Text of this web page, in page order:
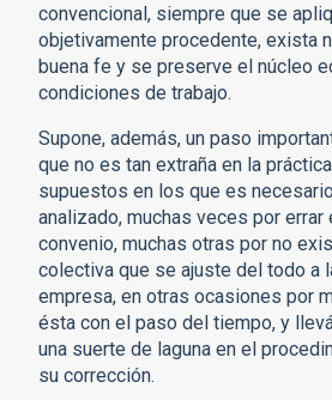
convencional, siempre que se
objetivamente procedente, exista
buena fe y se preserve el núcleo
condiciones de trabajo.
Supone, además, un paso
que no es tan extraña en la
supuestos en los que es
analizado, muchas veces por
convenio, muchas otras por no
colectiva que se ajuste del todo a
empresa, en otras ocasiones por
ésta con el paso del tiempo, y
una suerte de laguna en el
su corrección.